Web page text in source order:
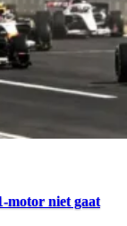
motor niet gaat